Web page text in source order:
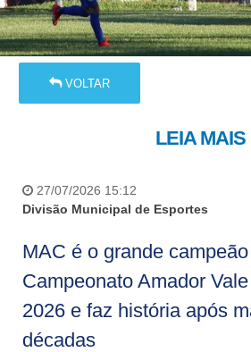
VOLTAR
LEIA MAIS
27/07/2026 15:12
Divisão Municipal de Esportes
MAC é o grande
Campeonato Amador
2026 e faz história após
décadas